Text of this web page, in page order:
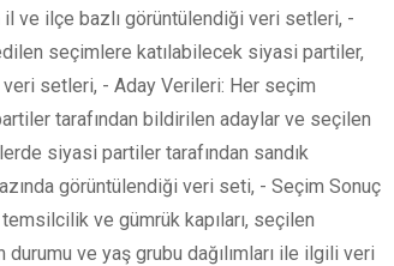
il ve ilçe bazlı görüntülendiği veri setleri, -
seçimlere katılabilecek siyasi partiler,
setleri, - Aday Verileri: Her seçim
tarafından bildirilen adaylar ve seçilen
siyasi partiler tarafından sandık
görüntülendiği veri seti, - Seçim Sonuç
ve gümrük kapıları, seçilen
ve yaş grubu dağılımları ile ilgili veri